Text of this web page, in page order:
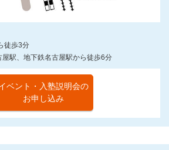
徒歩3分
駅、地下鉄名古屋駅から徒歩6分
ベント・入塾説明会の
お申し込み